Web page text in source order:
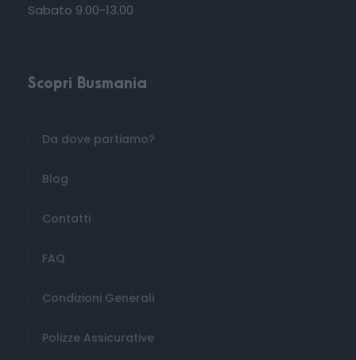
Sabato 9.00-13.00
Scopri Busmania
Da dove partiamo?
Blog
Contatti
FAQ
Condizioni Generali
Polizze Assicurative